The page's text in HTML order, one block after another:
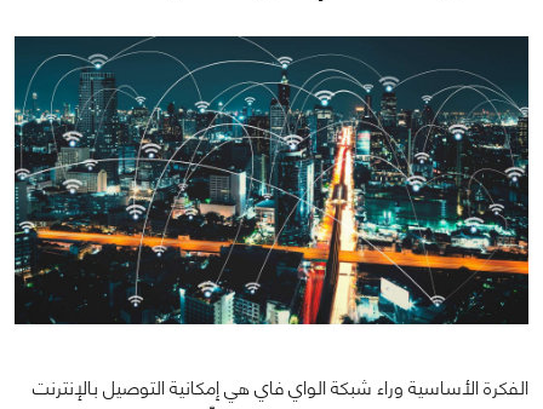
الفكرة الأساسية وراء شبكة الواي فاي هي إمكانية التوصيل بالإنترنت